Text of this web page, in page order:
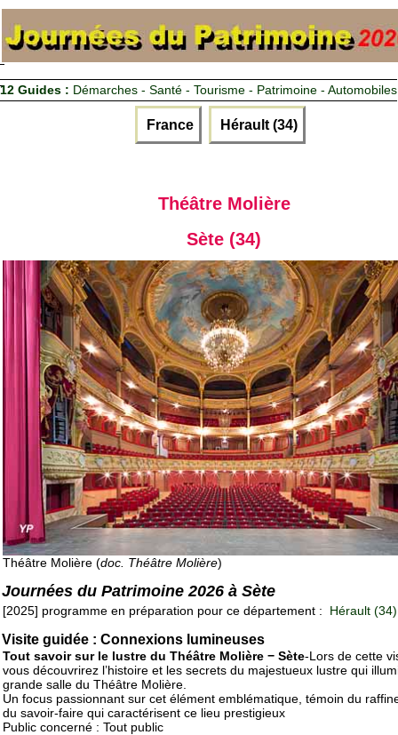
12 Guides : Démarches - Santé - Tourisme - Patrimoine - Automobiles
France Hérault (34)
Théâtre Molière
Sète (34)
Théâtre Molière (doc. Théâtre Molière)
Journées du Patrimoine 2026 à Sète
[2025] programme en préparation pour ce département : Hérault (34)
Visite guidée : Connexions lumineuses
Tout savoir sur le lustre du Théâtre Molière − Sète-Lors de cette
vous découvrirez l’histoire et les secrets du majestueux lustre qui
grande salle du Théâtre Molière.
Un focus passionnant sur cet élément emblématique, témoin du
du savoir-faire qui caractérisent ce lieu prestigieux
Public concerné : Tout public